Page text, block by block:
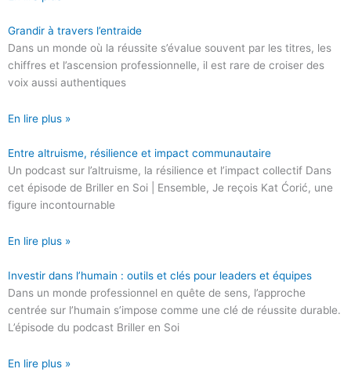
Grandir à travers l’entraide
Dans un monde où la réussite s’évalue souvent par les titres, les
chiffres et l’ascension professionnelle, il est rare de croiser des
voix aussi authentiques
En lire plus »
Entre altruisme, résilience et impact communautaire
Un podcast sur l’altruisme, la résilience et l’impact collectif Dans
cet épisode de Briller en Soi | Ensemble, Je reçois Kat Ćorić, une
figure incontournable
En lire plus »
Investir dans l’humain : outils et clés pour leaders et équipes
Dans un monde professionnel en quête de sens, l’approche
centrée sur l’humain s’impose comme une clé de réussite durable.
L’épisode du podcast Briller en Soi
En lire plus »